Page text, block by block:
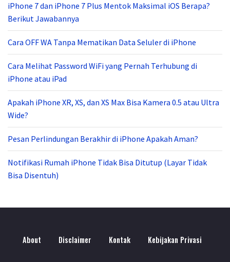
iPhone 7 dan iPhone 7 Plus Mentok Maksimal iOS Berapa?
Berikut Jawabannya
Cara OFF WA Tanpa Mematikan Data Seluler di iPhone
Cara Melihat Password WiFi yang Pernah Terhubung di
iPhone atau iPad
Apakah iPhone XR, XS, dan XS Max Bisa Kamera 0.5 atau Ultra
Wide?
Pesan Perlindungan Berakhir di iPhone Apakah Aman?
Notifikasi Rumah iPhone Tidak Bisa Ditutup (Layar Tidak
Bisa Disentuh)
About Disclaimer Kontak Kebijakan Privasi